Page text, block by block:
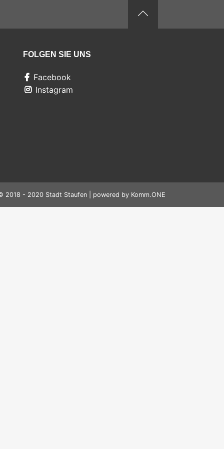
FOLGEN SIE UNS
Facebook
Instagram
2018 - 2020 Stadt Staufen | powered by Komm.ONE